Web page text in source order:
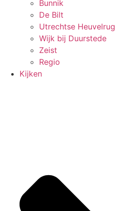
Bunnik
De Bilt
Utrechtse Heuvelrug
Wijk bij Duurstede
Zeist
Regio
Kijken